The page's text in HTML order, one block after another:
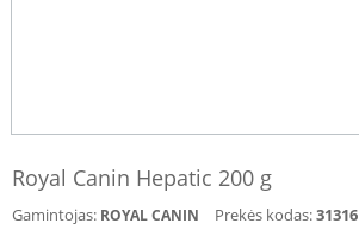
Royal Canin Hepatic 200 g
Gamintojas: ROYAL CANIN Prekės kodas:31316